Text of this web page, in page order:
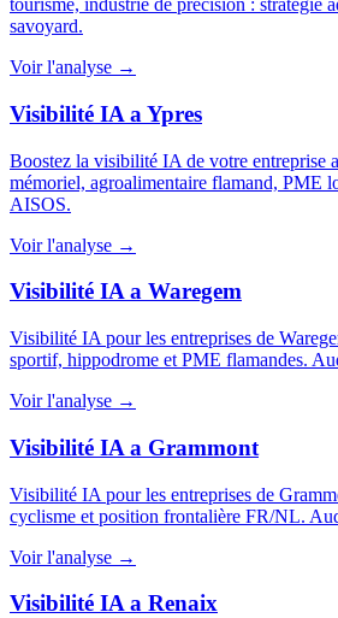
tourisme, industrie de précision : stratégie
savoyard.
Voir l'analyse →
Visibilité IA a Ypres
Boostez la visibilité IA de votre entreprise
mémoriel, agroalimentaire flamand, PME
AISOS.
Voir l'analyse →
Visibilité IA a Waregem
Visibilité IA pour les entreprises de
sportif, hippodrome et PME flamandes.
Voir l'analyse →
Visibilité IA a Grammont
Visibilité IA pour les entreprises de
cyclisme et position frontalière FR/NL.
Voir l'analyse →
Visibilité IA a Renaix